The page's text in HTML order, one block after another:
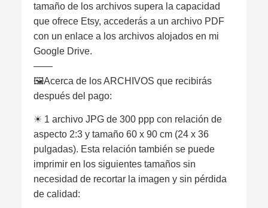
tamaño de los archivos supera la capacidad
que ofrece Etsy, accederás a un archivo PDF
con un enlace a los archivos alojados en mi
Google Drive.
——
🖼Acerca de los ARCHIVOS que recibirás
después del pago:
☀︎ 1 archivo JPG de 300 ppp con relación de
aspecto 2:3 y tamaño 60 x 90 cm (24 x 36
pulgadas). Esta relación también se puede
imprimir en los siguientes tamaños sin
necesidad de recortar la imagen y sin pérdida
de calidad: